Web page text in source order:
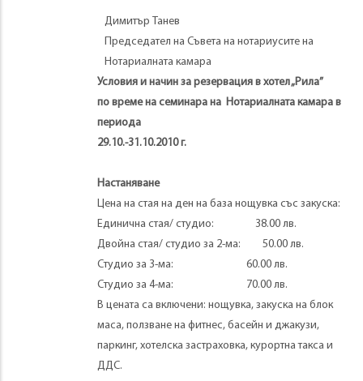
Димитър Танев
Председател на Съвета на нотариусите на
Нотариалната камара
Условия и начин за резервация в хотел „Рила”
по време на семинара на Нотариалната камара в
периода
29.10.-31.10.2010 г.
Настаняване
Цена на стая на ден на база нощувка със закуска:
Единична стая/ студио: 38.00 лв.
Двойна стая/ студио за 2-ма: 50.00 лв.
Студио за 3-ма: 60.00 лв.
Студио за 4-ма: 70.00 лв.
В цената са включени: нощувка, закуска на блок
маса, ползване на фитнес, басейн и джакузи,
паркинг, хотелска застраховка, курортна такса и
ДДС.